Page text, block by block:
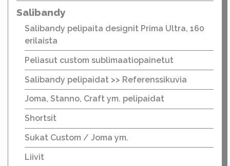
Salibandy
Salibandy pelipaita designit Prima Ultra, 160
erilaista
Peliasut custom sublimaatiopainetut
Salibandy pelipaidat >> Referenssikuvia
Joma, Stanno, Craft ym. pelipaidat
Shortsit
Sukat Custom / Joma ym.
Liivit